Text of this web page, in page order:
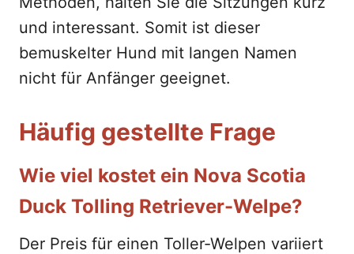
und interessant. Somit ist dieser
bemuskelter Hund mit langen Namen
nicht für Anfänger geeignet.
Häufig gestellte Frage
Wie viel kostet ein Nova Scotia
Duck Tolling Retriever-Welpe?
Der Preis für einen Toller-Welpen variiert